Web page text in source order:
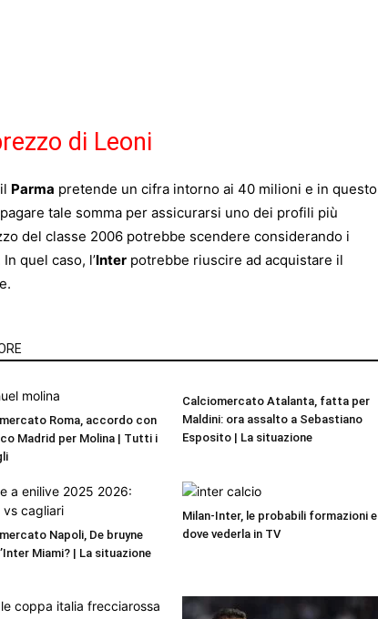
di Leoni
Parma pretende un cifra intorno ai 40 milioni e in questo
tale somma per assicurarsi uno dei profili più
del classe 2006 potrebbe scendere considerando i
In quel caso, l’Inter potrebbe riuscire ad acquistare il
Roma, accordo con
Madrid per Molina | Tutti i
Calciomercato Atalanta, fatta per
Maldini: ora assalto a Sebastiano
Esposito | La situazione
Napoli, De bruyne
Miami? | La situazione
Milan-Inter, le probabili formazioni e
dove vederla in TV